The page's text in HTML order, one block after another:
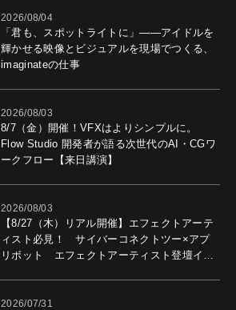
2026/08/04
「君も、スポットライトに」――アイドルを
輝かせる映像とビジュアルを現場でつくる、
imaginateの仕事
2026/08/03
8/7（金）開催！VFXはよりシンプルに。
Flow Studio 開発者が語る次世代のAI・CGワ
ークフロー【来日講演】
2026/08/03
【8/27（木）リアル開催】エフェクトアーテ
ィスト必見！ サイバーコネクトツー×アプ
リボット エフェクトアーティスト登壇イベ
2026/07/31